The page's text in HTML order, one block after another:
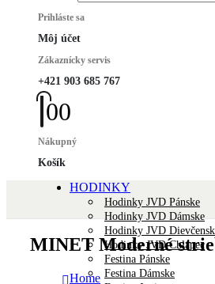
Prihláste sa
Môj účet
Zákaznícky servis
+421 903 685 767
00
Nákupný
Košík
HODINKY
Hodinky JVD Pánske
Hodinky JVD Dámske
Hodinky JVD
Hodinky JVD Chlapec
Festina Pánske
Festina Dámske
MINET Moderné
Home